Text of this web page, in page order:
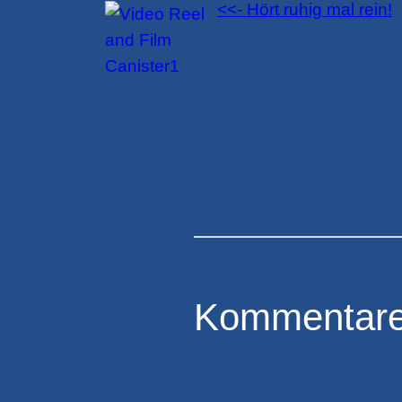
<<- Hört ruhig mal rein!